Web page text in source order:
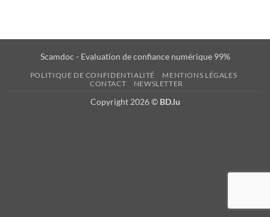
Scamdoc - Evaluation de confiance numérique 99%
POLITIQUE DE CONFIDENTIALITÉ
MENTIONS LÉGALES
CONTACT
NEWSLETTER
Copyright 2026 © BD.lu